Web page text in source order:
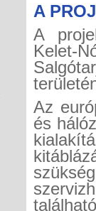
A
A
Kelet-
Az
és